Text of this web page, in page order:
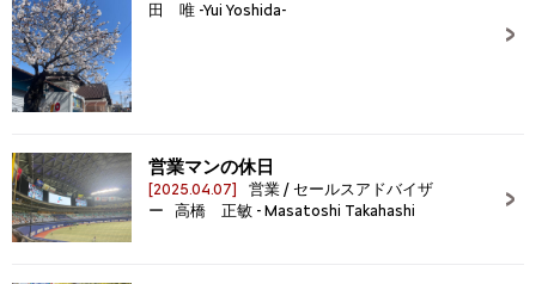
田 唯 -Yui Yoshida-
営業マンの休日
[2025.04.07]
営業 / セールスアドバイザ
ー 高橋 正敏 - Masatoshi Takahashi